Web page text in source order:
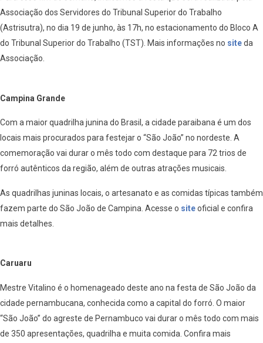
Associação dos Servidores do Tribunal Superior do Trabalho
(Astrisutra), no dia 19 de junho, às 17h, no estacionamento do Bloco A
do Tribunal Superior do Trabalho (TST). Mais informações no siteda
Associação.
Campina Grande
Com a maior quadrilha junina do Brasil, a cidade paraibana é um dos
locais mais procurados para festejar o “São João” no nordeste. A
comemoração vai durar o mês todo com destaque para 72 trios de
forró autênticos da região, além de outras atrações musicais.
As quadrilhas juninas locais, o artesanato e as comidas típicas também
fazem parte do São João de Campina. Acesse o siteoficial e confira
mais detalhes.
Caruaru
Mestre Vitalino é o homenageado deste ano na festa de São João da
cidade pernambucana, conhecida como a capital do forró. O maior
“São João” do agreste de Pernambuco vai durar o mês todo com mais
de 350 apresentações, quadrilha e muita comida. Confira mais